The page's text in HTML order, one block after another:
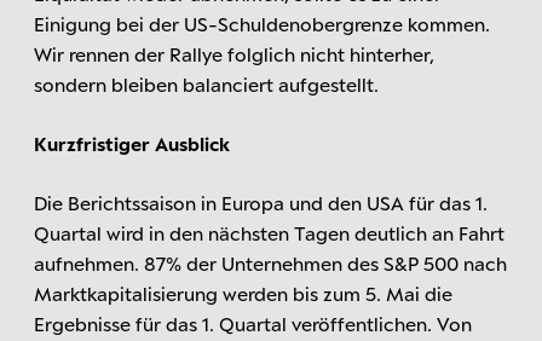
Einigung bei der US-Schuldenobergrenze kommen.
Wir rennen der Rallye folglich nicht hinterher,
sondern bleiben balanciert aufgestellt.
Kurzfristiger Ausblick
Die Berichtssaison in Europa und den USA für das 1.
Quartal wird in den nächsten Tagen deutlich an Fahrt
aufnehmen. 87% der Unternehmen des S&P 500 nach
Marktkapitalisierung werden bis zum 5. Mai die
Ergebnisse für das 1. Quartal veröffentlichen. Von